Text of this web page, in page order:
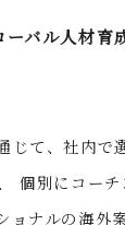
バル人材育
じて、社内で
個別にコーチ
ョナルの海外